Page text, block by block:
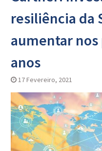
resiliência da
aumentar
anos
17 Fevereiro, 2021